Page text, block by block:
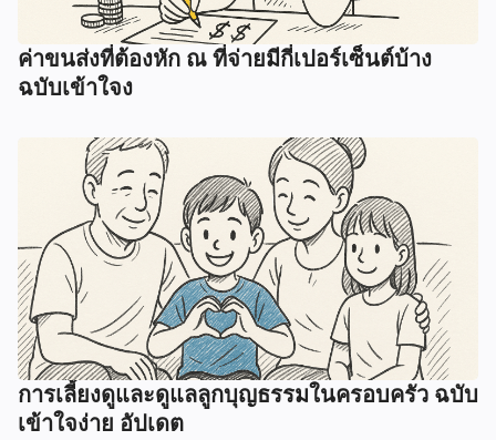
ค่าขนส่งที่ต้องหัก ณ ที่จ่ายมีกี่เปอร์เซ็นต์บ้าง
ฉบับเข้าใจง
การเลี้ยงดูและดูแลลูกบุญธรรมในครอบครัว ฉบับ
เข้าใจง่าย อัปเดต